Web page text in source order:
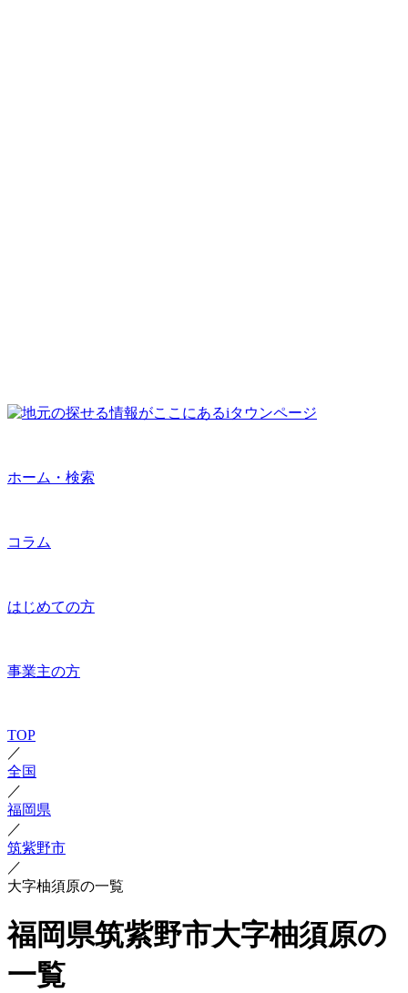
ホーム・検索
コラム
はじめての方
事業主の方
TOP
／
全国
／
福岡県
／
筑紫野市
／
大字柚須原の一覧
福岡県筑紫野市大字柚須原の
一覧